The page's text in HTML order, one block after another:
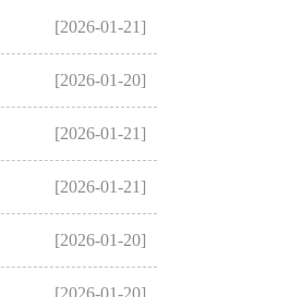
[2026-01-21]
[2026-01-20]
[2026-01-21]
[2026-01-21]
[2026-01-20]
[2026-01-20]